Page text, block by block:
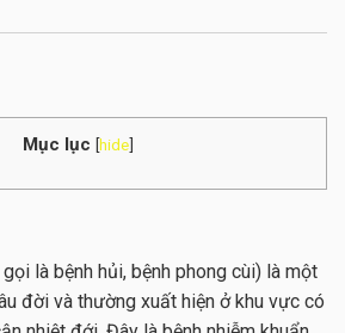
Mục lục [hide]
là bệnh hủi, bệnh phong cùi) là một
đời và thường xuất hiện ở khu vực có